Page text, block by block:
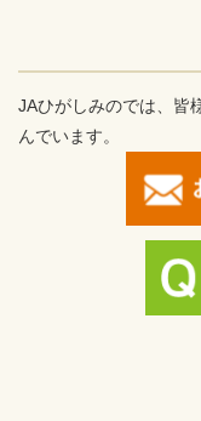
JAひがしみのでは、皆
んでいます。